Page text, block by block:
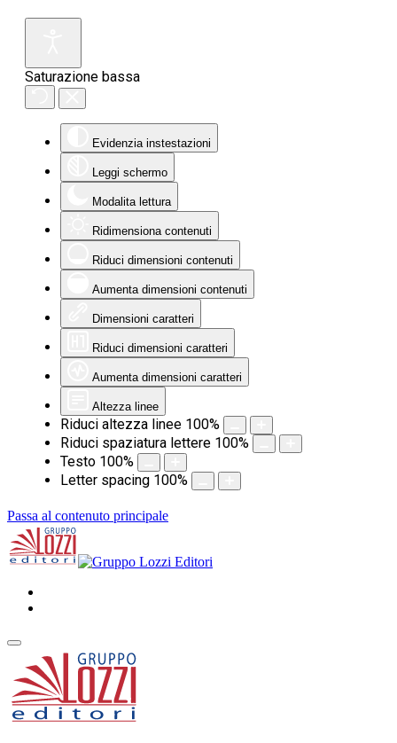
Saturazione bassa
Evidenzia instestazioni
Leggi schermo
Modalita lettura
Ridimensiona contenuti
Riduci dimensioni contenuti
Aumenta dimensioni contenuti
Dimensioni caratteri
Riduci dimensioni caratteri
Aumenta dimensioni caratteri
Altezza linee
Riduci altezza linee 100%
Riduci spaziatura lettere 100%
Testo 100%
Letter spacing 100%
Passa al contenuto principale